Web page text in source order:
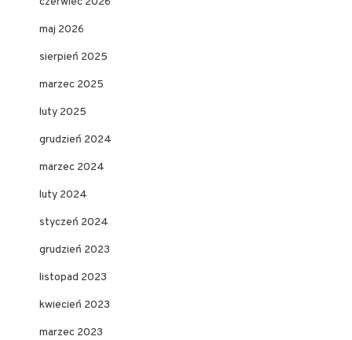
maj 2026
sierpień 2025
marzec 2025
luty 2025
grudzień 2024
marzec 2024
luty 2024
styczeń 2024
grudzień 2023
listopad 2023
kwiecień 2023
marzec 2023